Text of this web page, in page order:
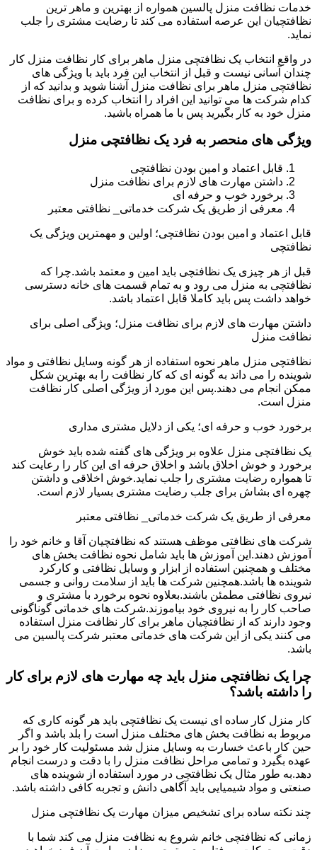
خدمات نظافت منزل پالسین همواره از بهترین و ماهر ترین
نظافتچیان این عرصه استفاده می کند تا رضایت مشتری را جلب
نماید.
در واقع انتخاب یک نظافتچی منزل ماهر برای کار نظافت منزل کار
چندان آسانی نیست و قبل از انتخاب این فرد باید با ویژگی های
نظافتچی منزل ماهر برای نظافت منزل آشنا شوید و بدانید که از
کدام شرکت ها می توانید این افراد را انتخاب کرده و برای نظافت
منزل خود به کار بگیرید پس با ما همراه باشید.
ویژگی های منحصر به فرد یک نظافتچی منزل
قابل اعتماد و امین بودن نظافتچی
داشتن مهارت های لازم برای نظافت منزل
برخورد خوب و حرفه ای
معرفی از طریق یک شرکت خدماتی_ نظافتی معتبر
قابل اعتماد و امین بودن نظافتچی؛ اولین و مهمترین ویژگی یک
نظافتچی
قبل از هر چیزی یک نظافتچی باید امین و معتمد باشد.چرا که
نظافتچی به منزل می رود و به تمام قسمت های خانه دسترسی
خواهد داشت پس باید کاملا قابل اعتماد باشد.
داشتن مهارت های لازم برای نظافت منزل؛ ویژگی اصلی برای
نظافت منزل
نظافتچی منزل ماهر نحوه استفاده از هر گونه وسایل نظافتی و مواد
شوینده را می داند به گونه ای که کار نظافت را به بهترین شکل
ممکن انجام می دهند.پس این مورد از ویژگی اصلی کار نظافت
منزل است.
برخورد خوب و حرفه ای؛ یکی از دلایل مشتری مداری
یک نظافتچی منزل علاوه بر ویژگی های گفته شده باید خوش
برخورد و خوش اخلاق باشد و اخلاق حرفه ای این کار را رعایت کند
تا همواره رضایت مشتری را جلب نماید.خوش اخلاقی و داشتن
چهره ای بشاش برای جلب رضایت مشتری بسیار لازم است.
معرفی از طریق یک شرکت خدماتی_ نظافتی معتبر
شرکت های نظافتی موظف هستند که نظافتچیان آقا و خانم خود را
آموزش دهند.این آموزش ها باید شامل نحوه نظافت بخش های
مختلف و همچنین استفاده از ابزار و وسایل نظافتی و کارکرد
شوینده ها باشد.همچنین شرکت ها باید از سلامت روانی و جسمی
نیروی نظافتی مطمئن باشند.بعلاوه نحوه برخورد با مشتری و
صاحب کار را به نیروی خود بیاموزند.شرکت های خدماتی گوناگونی
وجود دارند که از نظافتچیان ماهر برای کار نظافت منزل استفاده
می کنند یکی از این شرکت های خدماتی معتبر شرکت پالسین می
باشد.
چرا یک نظافتچی منزل باید چه مهارت های لازم برای کار
را داشته باشد؟
کار منزل کار ساده ای نیست یک نظافتچی باید هر گونه کاری که
مربوط به نظافت بخش های مختلف منزل است را بلد باشد و اگر
حین کار باعث خسارت به وسایل منزل شد مسئولیت کار خود را بر
عهده بگیرد و تمامی مراحل نظافت منزل را با دقت و درست انجام
دهد.به طور مثال یک نظافتچی در مورد استفاده از شوینده های
صنعتی و مواد شیمیایی باید آگاهی دانش و تجربه کافی داشته باشد.
چند نکته ساده برای تشخیص میزان مهارت یک نظافتچی منزل
زمانی که نظافتچی خانم شروع به نظافت منزل می کند شما با